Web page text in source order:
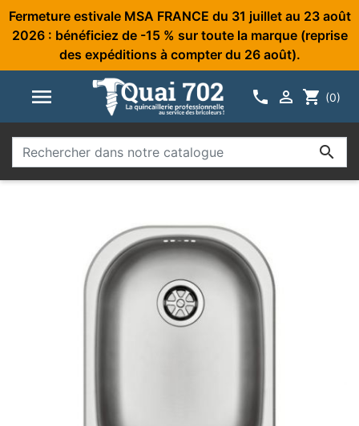
Fermeture estivale MSA FRANCE du 31 juillet au 23 août
2026 : bénéficiez de -15 % sur toute la marque (reprise
des expéditions à compter du 26 août).
   shopping_cart (0)
